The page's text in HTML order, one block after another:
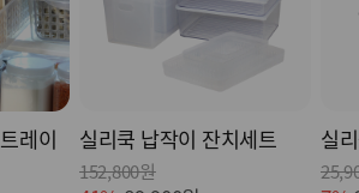
레이
실리쿡 납작이 잔치세트
152,800원
실